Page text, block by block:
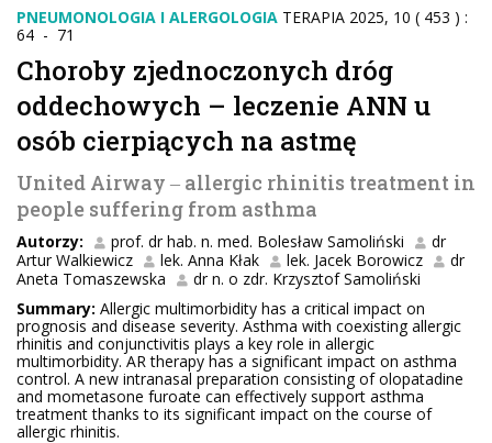
PNEUMONOLOGIA I ALERGOLOGIA TERAPIA 2025, 10 ( 453 ) :
64 - 71
Choroby zjednoczonych dróg
oddechowych – leczenie ANN u
osób cierpiących na astmę
United Airway ‒ allergic rhinitis treatment in
people suffering from asthma
Autorzy: prof. dr hab. n. med. Bolesław Samoliński
dr
Artur Walkiewicz
lek. Anna Kłak lek. Jacek Borowicz
dr
Aneta Tomaszewska
dr n. o zdr. Krzysztof Samoliński
Summary: Allergic multimorbidity has a critical impact on
prognosis and disease severity. Asthma with coexisting allergic
rhinitis and conjunctivitis plays a key role in allergic
multimorbidity. AR therapy has a significant impact on asthma
control. A new intranasal preparation consisting of olopatadine
and mometasone furoate can effectively support asthma
treatment thanks to its significant impact on the course of
allergic rhinitis.